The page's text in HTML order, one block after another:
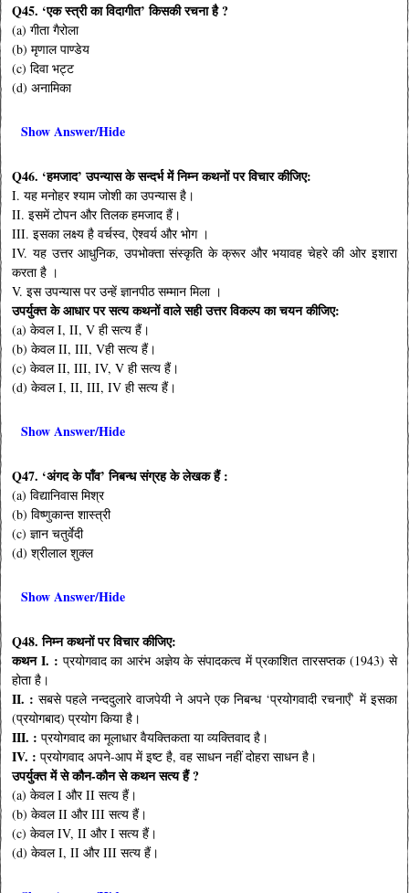
Q45. ‘एक स्त्री का विदागीत’ किसकी रचना है ?
(a) गीता गैरोला
(b) मृणाल पाण्डेय
(c) दिवा भट्ट
(d) अनामिका
Show Answer/Hide
Q46. ‘हमजाद’ उपन्यास के सन्दर्भ में निम्न कथनों पर विचार कीजिए:
I. यह मनोहर श्याम जोशी का उपन्यास है।
II. इसमें टोपन और तिलक हमजाद हैं।
III. इसका लक्ष्य है वर्चस्व, ऐश्वर्य और भोग ।
IV. यह उत्तर आधुनिक, उपभोक्ता संस्कृति के क्रूर और भयावह चेहरे की ओर इशारा
करता है ।
V. इस उपन्यास पर उन्हें ज्ञानपीठ सम्मान मिला ।
उपर्युक्त के आधार पर सत्य कथनों वाले सही उत्तर विकल्प का चयन कीजिए:
(a) केवल I, II, V ही सत्य हैं।
(b) केवल II, III, Vही सत्य हैं।
(c) केवल II, III, IV, V ही सत्य हैं।
(d) केवल I, II, III, IV ही सत्य हैं।
Show Answer/Hide
Q47. ‘अंगद के पाँव’ निबन्ध संग्रह के लेखक हैं :
(a) विद्यानिवास मिश्र
(b) विष्णुकान्त शास्त्री
(c) ज्ञान चतुर्वेदी
(d) श्रीलाल शुक्ल
Show Answer/Hide
Q48. निम्न कथनों पर विचार कीजिए:
कथन I. : प्रयोगवाद का आरंभ अज्ञेय के संपादकत्व में प्रकाशित तारसप्तक (1943) से
होता है।
II. : सबसे पहले नन्ददुलारे वाजपेयी ने अपने एक निबन्ध ‘प्रयोगवादी रचनाएँ’ में इसका
(प्रयोगबाद) प्रयोग किया है।
III. : प्रयोगवाद का मूलाधार वैयक्तिकता या व्यक्तिवाद है।
IV. : प्रयोगवाद अपने-आप में इष्ट है, वह साधन नहीं दोहरा साधन है।
उपर्युक्त में से कौन-कौन से कथन सत्य हैं ?
(a) केवल I और II सत्य हैं।
(b) केवल II और III सत्य हैं।
(c) केवल IV, II और I सत्य हैं।
(d) केवल I, II और III सत्य हैं।